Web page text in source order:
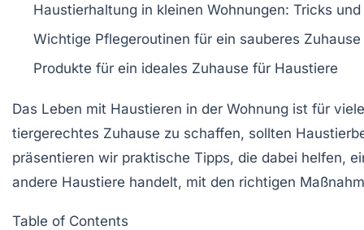
Haustierhaltung in kleinen Wohnungen: Tricks
Wichtige Pflegeroutinen für ein sauberes Zuhause
Produkte für ein ideales Zuhause für Haustiere
Das Leben mit Haustieren in der Wohnung ist für
tiergerechtes Zuhause zu schaffen, sollten
präsentieren wir praktische Tipps, die dabei helfen,
andere Haustiere handelt, mit den richtigen
Table of Contents